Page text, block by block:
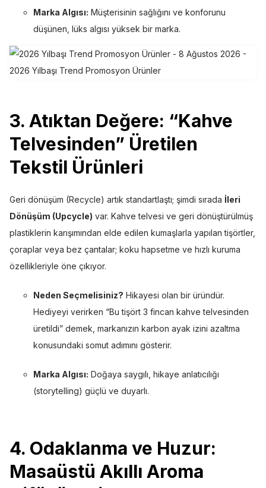
Marka Algısı: Müşterisinin sağlığını ve konforunu
düşünen, lüks algısı yüksek bir marka.
3. Atıktan Değere: “Kahve
Telvesinden” Üretilen
Tekstil Ürünleri
Geri dönüşüm (Recycle) artık standartlaştı; şimdi sırada İleri
Dönüşüm (Upcycle) var. Kahve telvesi ve geri dönüştürülmüş
plastiklerin karışımından elde edilen kumaşlarla yapılan tişörtler,
çoraplar veya bez çantalar; koku hapsetme ve hızlı kuruma
özellikleriyle öne çıkıyor.
Neden Seçmelisiniz? Hikayesi olan bir üründür.
Hediyeyi verirken “Bu tişört 3 fincan kahve telvesinden
üretildi” demek, markanızın karbon ayak izini azaltma
konusundaki somut adımını gösterir.
Marka Algısı: Doğaya saygılı, hikaye anlatıcılığı
(storytelling) güçlü ve duyarlı.
4. Odaklanma ve Huzur:
Masaüstü Akıllı Aroma